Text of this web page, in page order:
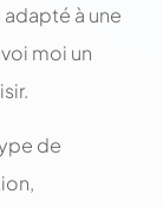
adapté à une
moi un
de